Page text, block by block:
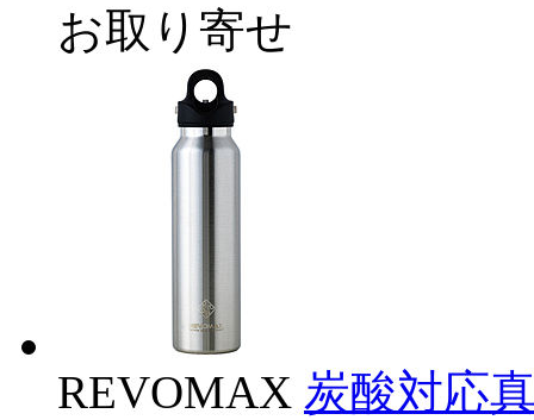
お取り寄せ
REVOMAX 炭酸対応